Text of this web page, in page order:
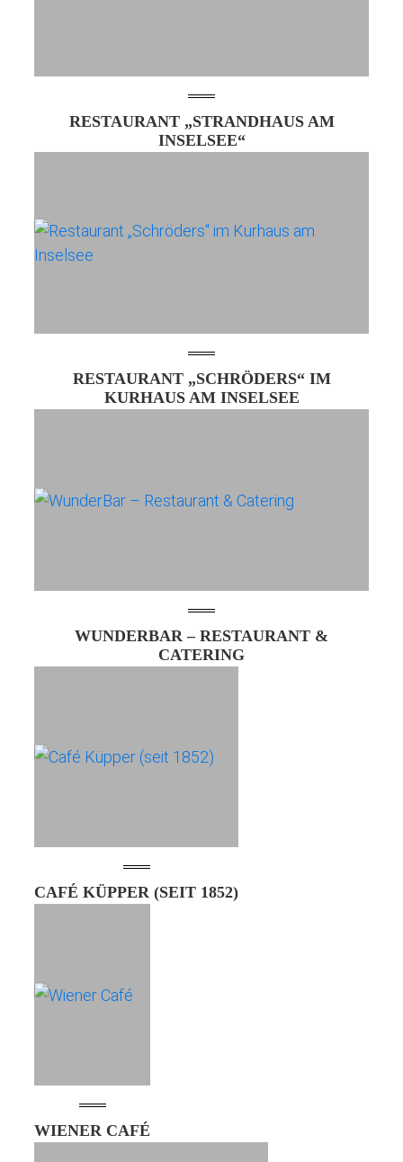
RESTAURANT „STRANDHAUS AM
INSELSEE“
RESTAURANT „SCHRÖDERS“ IM
KURHAUS AM INSELSEE
WUNDERBAR – RESTAURANT &
CATERING
CAFÉ KÜPPER (SEIT 1852)
WIENER CAFÉ